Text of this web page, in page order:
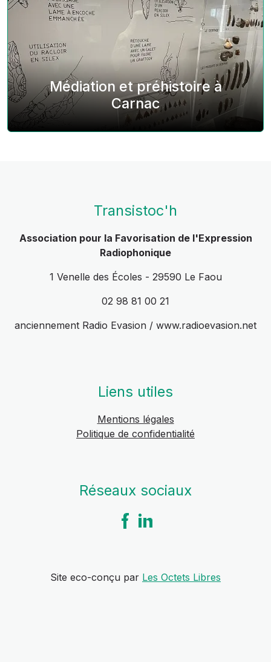
Médiation et préhistoire à
Carnac
Transistoc'h
Association pour la Favorisation de l'Expression
Radiophonique
1 Venelle des Écoles - 29590 Le Faou
02 98 81 00 21
anciennement Radio Evasion / www.radioevasion.net
Liens utiles
Mentions légales
Politique de confidentialité
Réseaux sociaux
Site eco-conçu par Les Octets Libres